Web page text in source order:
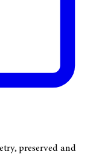
preserved and